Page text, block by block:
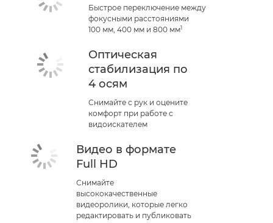
Быстрое переключение между
фокусными расстояниями
100 мм, 400 мм и 800 мм1
Оптическая
стабилизация по
4 осям
Снимайте с рук и оцените
комфорт при работе с
видоискателем
Видео в формате
Full HD
Снимайте
высококачественные
видеоролики, которые легко
редактировать и публиковать